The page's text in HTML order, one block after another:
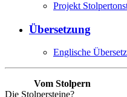
Projekt
Übersetzung
Englische
Vom Stolpern
Die Stolpersteine?